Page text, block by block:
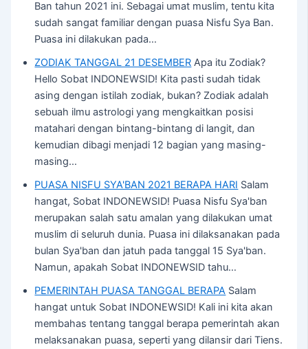
Ban tahun 2021 ini. Sebagai umat muslim, tentu kita
sudah sangat familiar dengan puasa Nisfu Sya Ban.
Puasa ini dilakukan pada…
ZODIAK TANGGAL 21 DESEMBER Apa itu Zodiak?
Hello Sobat INDONEWSID! Kita pasti sudah tidak
asing dengan istilah zodiak, bukan? Zodiak adalah
sebuah ilmu astrologi yang mengkaitkan posisi
matahari dengan bintang-bintang di langit, dan
kemudian dibagi menjadi 12 bagian yang masing-
masing…
PUASA NISFU SYA'BAN 2021 BERAPA HARI Salam
hangat, Sobat INDONEWSID! Puasa Nisfu Sya'ban
merupakan salah satu amalan yang dilakukan umat
muslim di seluruh dunia. Puasa ini dilaksanakan pada
bulan Sya'ban dan jatuh pada tanggal 15 Sya'ban.
Namun, apakah Sobat INDONEWSID tahu…
PEMERINTAH PUASA TANGGAL BERAPA Salam
hangat untuk Sobat INDONEWSID! Kali ini kita akan
membahas tentang tanggal berapa pemerintah akan
melaksanakan puasa, seperti yang dilansir dari Tiens.